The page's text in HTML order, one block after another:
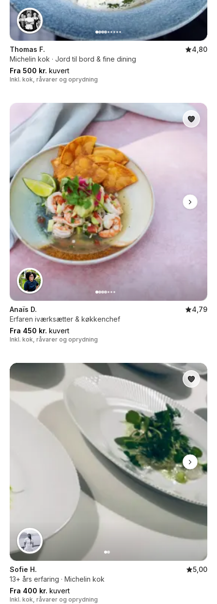
Thomas F.
4,80
Michelin kok · Jord til bord & fine dining
Fra 500 kr. kuvert
Inkl. kok, råvarer og oprydning
Anaïs D.
4,79
Erfaren iværksætter & køkkenchef
Fra 450 kr. kuvert
Inkl. kok, råvarer og oprydning
Sofie H.
5,00
13+ års erfaring · Michelin kok
Fra 400 kr. kuvert
Inkl. kok, råvarer og oprydning